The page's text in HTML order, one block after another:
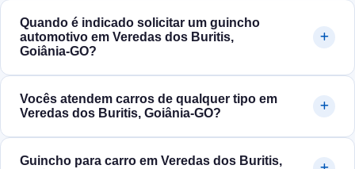
Quando é indicado solicitar um guincho
automotivo em Veredas dos Buritis,
Goiânia‑GO?
Vocês atendem carros de qualquer tipo em
Veredas dos Buritis, Goiânia‑GO?
Guincho para carro em Veredas dos Buritis,